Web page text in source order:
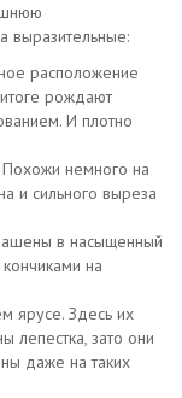
выразительные:
расположение
рождают
И плотно
немного на
и сильного выреза
в насыщенный
на
ярусе. Здесь их
лепестка, зато они
даже на таких